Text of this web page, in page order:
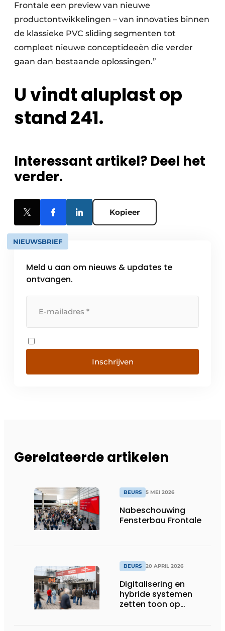
Frontale een preview van nieuwe
productontwikkelingen – van innovaties binnen
de klassieke PVC sliding segmenten tot
compleet nieuwe conceptideeën die verder
gaan dan bestaande oplossingen.”
U vindt aluplast op
stand 241.
Interessant artikel? Deel het
verder.
Kopieer
NIEUWSBRIEF
Meld u aan om nieuws & updates te
ontvangen.
Inschrijven
Gerelateerde artikelen
BEURS 5 MEI 2026
Nabeschouwing
Fensterbau Frontale
BEURS 20 APRIL 2026
Digitalisering en
hybride systemen
zetten toon op